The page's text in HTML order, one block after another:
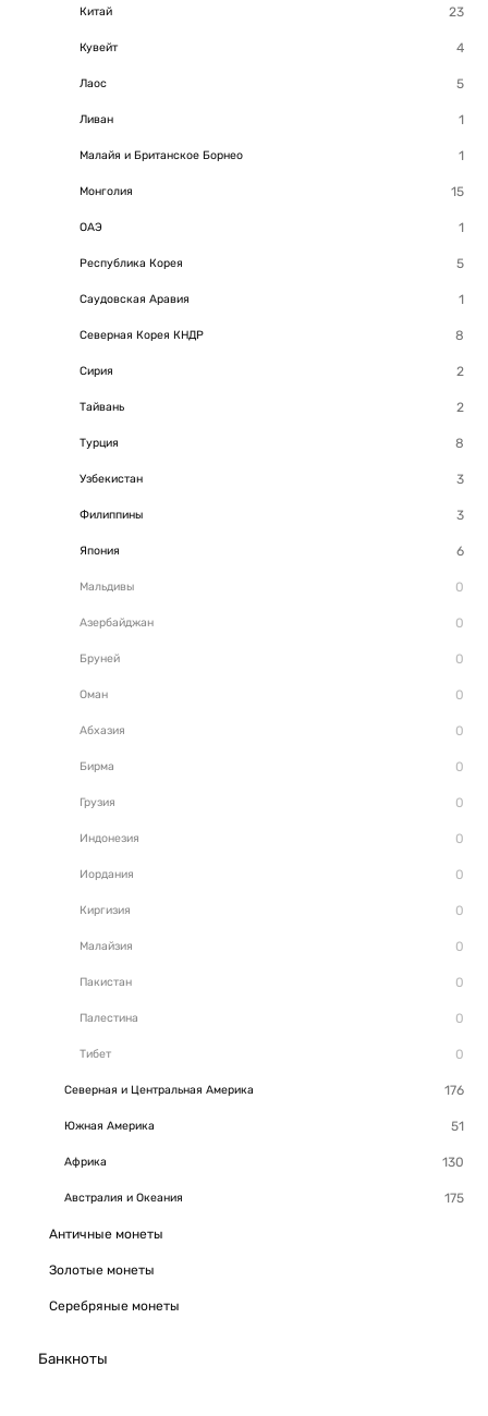
Китай
Кувейт
Лаос
Ливан
Малайя и Британское Борнео
Монголия
ОАЭ
Республика Корея
Саудовская Аравия
Северная Корея КНДР
Сирия
Тайвань
Турция
Узбекистан
Филиппины
Япония
Мальдивы
Азербайджан
Бруней
Оман
Абхазия
Бирма
Грузия
Индонезия
Иордания
Киргизия
Малайзия
Пакистан
Палестина
Тибет
Северная и Центральная Америка
Южная Америка
Африка
Австралия и Океания
Античные монеты
Золотые монеты
Серебряные монеты
Банкноты